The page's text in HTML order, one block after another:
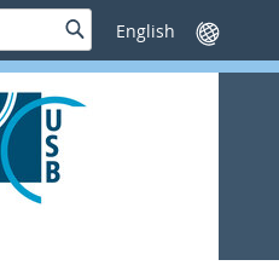
SucheSprache
wechseln